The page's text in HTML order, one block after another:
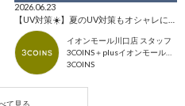
2026.06.23
イオンモール川口店 スタッフ
3COINS